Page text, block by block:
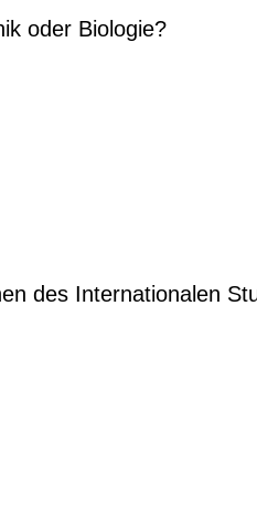
oder Biologie?
des Internationalen